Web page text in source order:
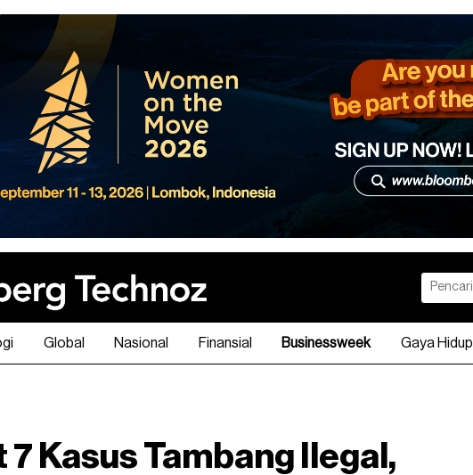
Global Nasional Finansial Businessweek Gaya Hidup
7 Kasus Tambang Ilegal,